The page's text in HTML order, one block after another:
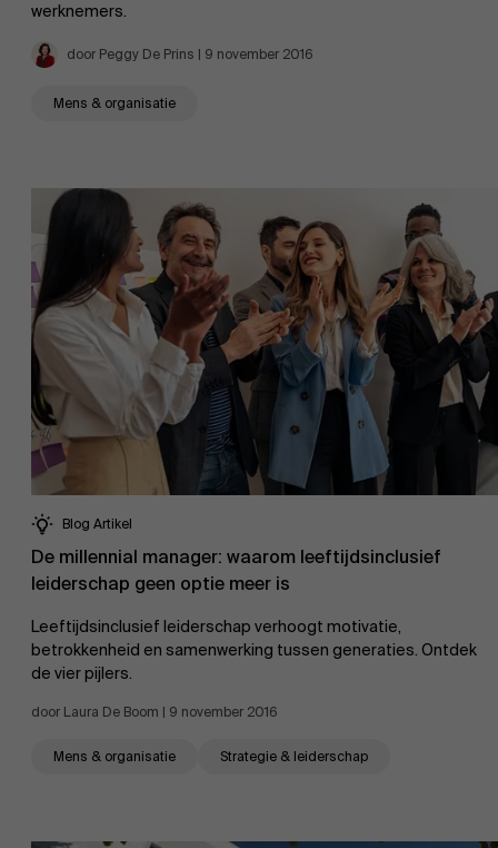
werknemers.
door Peggy De Prins | 9 november 2016
Mens & organisatie
Blog Artikel
De millennial manager: waarom leeftijdsinclusief
leiderschap geen optie meer is
Leeftijdsinclusief leiderschap verhoogt motivatie,
betrokkenheid en samenwerking tussen generaties. Ontdek
de vier pijlers.
door Laura De Boom | 9 november 2016
Mens & organisatie Strategie & leiderschap